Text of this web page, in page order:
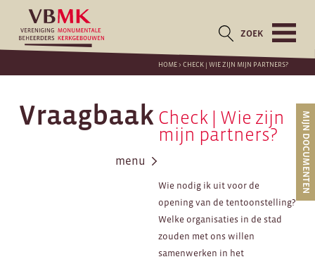
ZOEK
HOME>CHECK | WIE ZIJN MIJN PARTNERS?
Vraagbaak
menu MIJN DOCUMENTEN
Check | Wie zijn
mijn partners?
Wie nodig ik uit voor de
opening van de tentoonstelling?
Welke organisaties in de stad
zouden met ons willen
samenwerken in het